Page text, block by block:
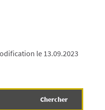
le 13.09.2023